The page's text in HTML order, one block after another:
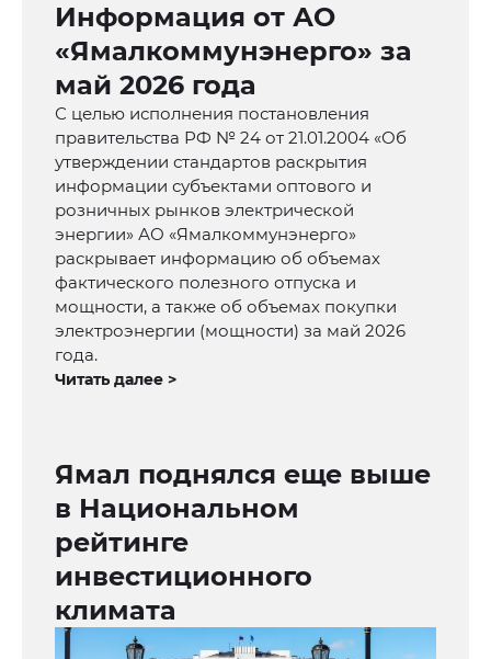
Информация от АО
«Ямалкоммунэнерго» за
май 2026 года
С целью исполнения постановления
правительства РФ № 24 от 21.01.2004 «Об
утверждении стандартов раскрытия
информации субъектами оптового и
розничных рынков электрической
энергии» АО «Ямалкоммунэнерго»
раскрывает информацию об объемах
фактического полезного отпуска и
мощности, а также об объемах покупки
электроэнергии (мощности) за май 2026
года.
Читать далее >
Ямал поднялся еще выше
в Национальном
рейтинге
инвестиционного
климата